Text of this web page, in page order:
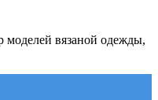
вязаной одежды,